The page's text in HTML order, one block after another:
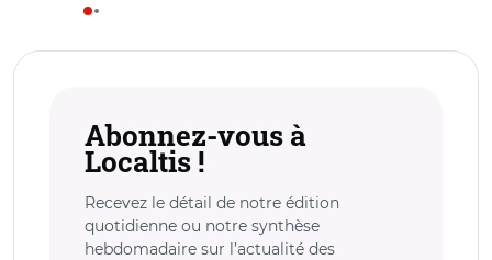
Abonnez-vous à
Localtis !
Recevez le détail de notre édition
quotidienne ou notre synthèse
hebdomadaire sur l’actualité des